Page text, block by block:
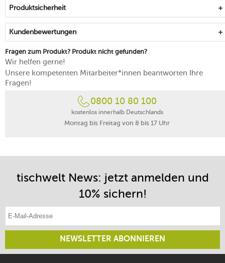
Produktsicherheit
Kundenbewertungen
Fragen zum Produkt? Produkt nicht gefunden?
Wir helfen gerne!
Unsere kompetenten Mitarbeiter*innen beantworten Ihre
Fragen!
0800 10 80 100
kostenlos innerhalb Deutschlands
Montag bis Freitag von 8 bis 17 Uhr
tischwelt News: jetzt anmelden und
10% sichern!
NEWSLETTER ABONNIEREN